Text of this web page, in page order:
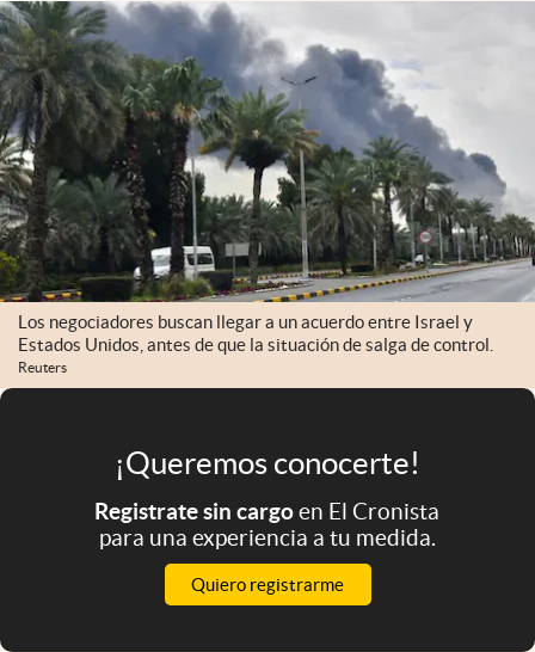
Mundial 2026
Eventos Corporativos
El Cronista Studio
Mediakit
abre en nueva pestaña
Argentina
Los negociadores buscan llegar a un acuerdo entre Israel y
Estados Unidos, antes de que la situación de salga de control.
Reuters
¡Queremos conocerte!
Registrate sin cargoen El Cronista
para una experiencia a tu medida.
Quiero registrarme